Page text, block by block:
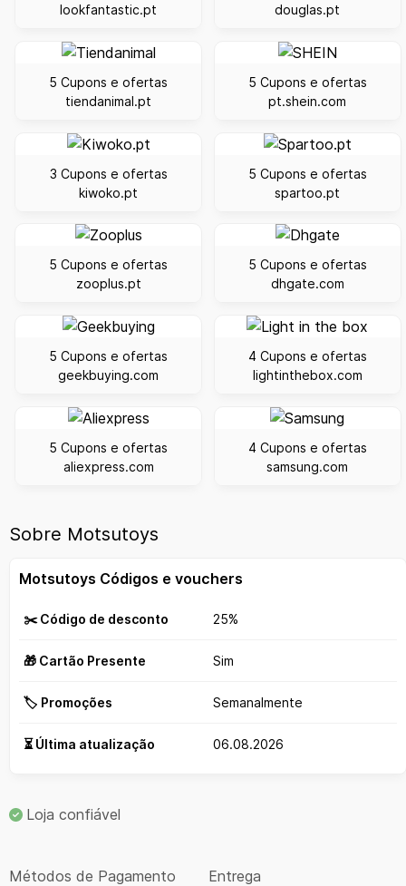
lookfantastic.pt
douglas.pt
5 Cupons e ofertas
tiendanimal.pt
5 Cupons e ofertas
pt.shein.com
3 Cupons e ofertas
kiwoko.pt
5 Cupons e ofertas
spartoo.pt
5 Cupons e ofertas
zooplus.pt
5 Cupons e ofertas
dhgate.com
5 Cupons e ofertas
geekbuying.com
4 Cupons e ofertas
lightinthebox.com
5 Cupons e ofertas
aliexpress.com
4 Cupons e ofertas
samsung.com
Sobre Motsutoys
Motsutoys Códigos e vouchers
✂️ Código de desconto 25%
🎁 Cartão Presente Sim
🏷️ Promoções Semanalmente
⏳ Última atualização 06.08.2026
Loja confiável
Métodos de Pagamento
Entrega